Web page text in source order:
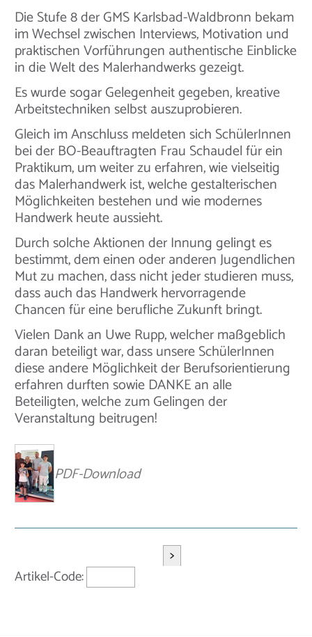
Die Stufe 8 der GMS Karlsbad-Waldbronn bekam
im Wechsel zwischen Interviews, Motivation und
praktischen Vorführungen authentische Einblicke
in die Welt des Malerhandwerks gezeigt.
Es wurde sogar Gelegenheit gegeben, kreative
Arbeitstechniken selbst auszuprobieren.
Gleich im Anschluss meldeten sich SchülerInnen
bei der BO-Beauftragten Frau Schaudel für ein
Praktikum, um weiter zu erfahren, wie vielseitig
das Malerhandwerk ist, welche gestalterischen
Möglichkeiten bestehen und wie modernes
Handwerk heute aussieht.
Durch solche Aktionen der Innung gelingt es
bestimmt, dem einen oder anderen Jugendlichen
Mut zu machen, dass nicht jeder studieren muss,
dass auch das Handwerk hervorragende
Chancen für eine berufliche Zukunft bringt.
Vielen Dank an Uwe Rupp, welcher maßgeblich
daran beteiligt war, dass unsere SchülerInnen
diese andere Möglichkeit der Berufsorientierung
erfahren durften sowie DANKE an alle
Beteiligten, welche zum Gelingen der
Veranstaltung beitrugen!
PDF-Download
Artikel-Code:
>